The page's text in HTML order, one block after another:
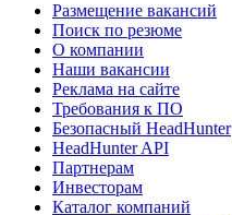
Размещение вакансий
Поиск по резюме
О компании
Наши вакансии
Реклама на сайте
Требования к ПО
Безопасный HeadHunter
HeadHunter API
Партнерам
Инвесторам
Каталог компаний